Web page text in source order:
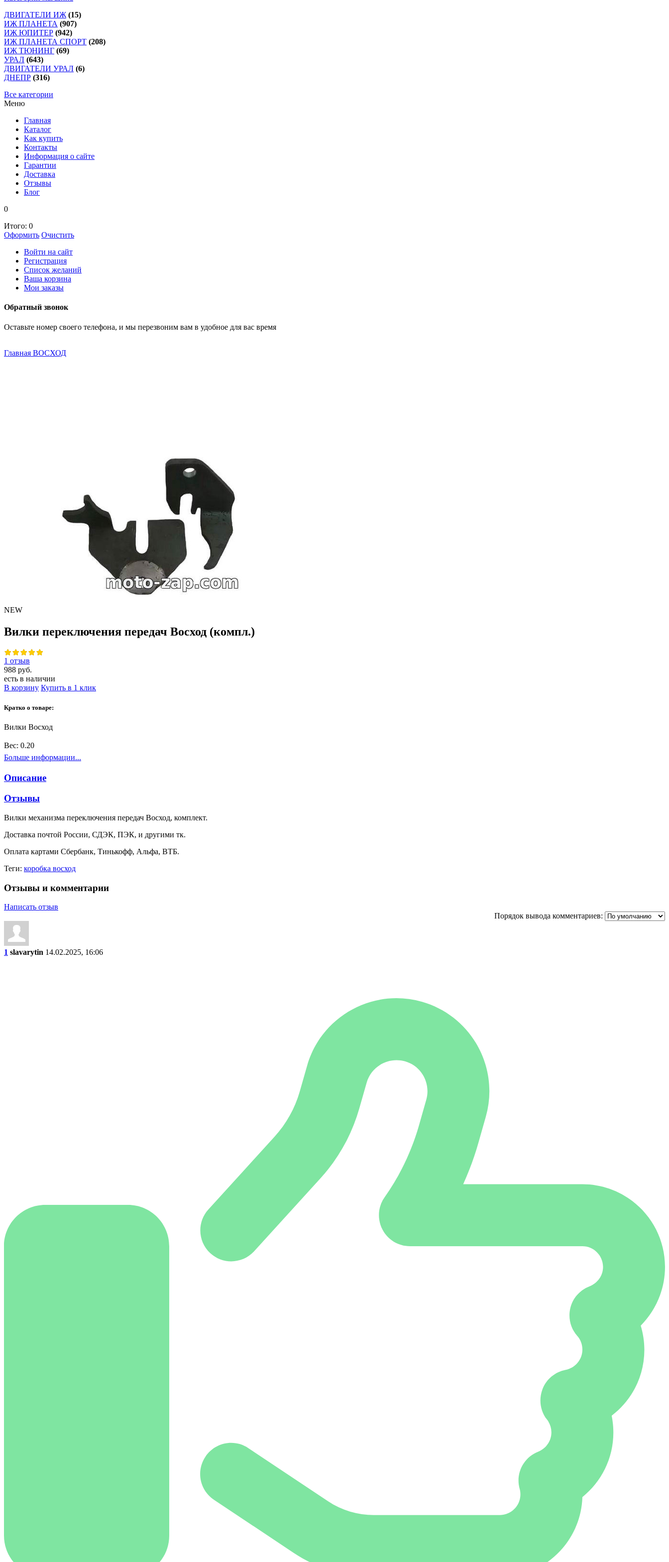
ДВИГАТЕЛИ ИЖ (15)
ИЖ ПЛАНЕТА (907)
ИЖ ЮПИТЕР (942)
ИЖ ПЛАНЕТА СПОРТ (208)
ИЖ ТЮНИНГ (69)
УРАЛ (643)
ДВИГАТЕЛИ УРАЛ (6)
ДНЕПР (316)
Все категории
Меню
Главная
Каталог
Как купить
Контакты
Информация о сайте
Гарантии
Доставка
Отзывы
Блог
0
Итого: 0
Оформить Очистить
Войти на сайт
Регистрация
Список желаний
Ваша корзина
Мои заказы
Обратный звонок
Оставьте номер своего телефона, и мы перезвоним вам в удобное для вас время
Главная ВОСХОД
NEW
Вилки переключения передач Восход (компл.)
1 отзыв
988 руб.
есть в наличии
В корзину Купить в 1 клик
Кратко о товаре:
Вилки Восход
Вес: 0.20
Больше информации...
Описание
Отзывы
Вилки механизма переключения передач Восход, комплект.
Доставка почтой России, СДЭК, ПЭК, и другими тк.
Оплата картами Сбербанк, Тинькофф, Альфа, ВТБ.
Теги: коробка восход
Отзывы и комментарии
Написать отзыв
Порядок вывода комментариев:
1 slavarytin 14.02.2025, 16:06